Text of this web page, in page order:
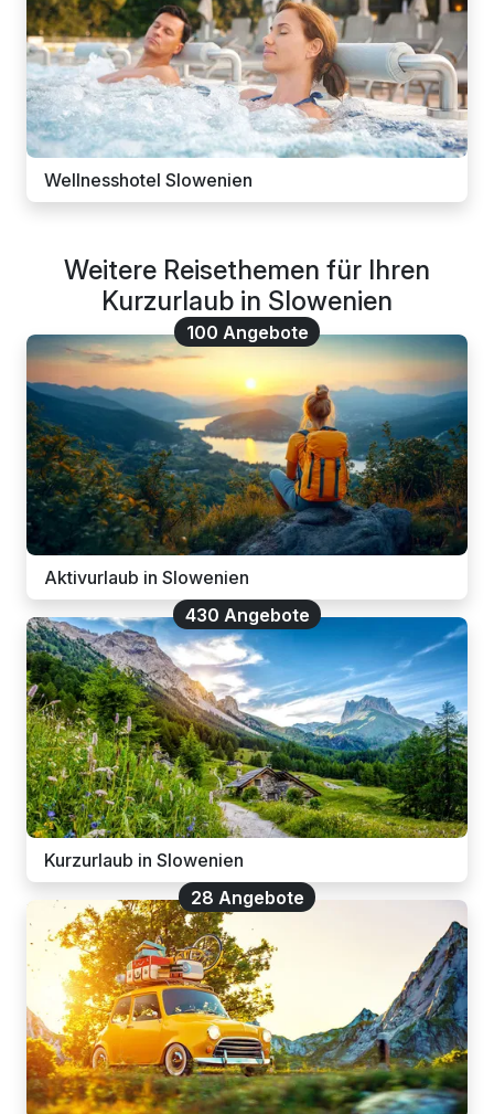
Wellnesshotel Slowenien
Weitere Reisethemen für Ihren
Kurzurlaub in Slowenien
100 Angebote
Aktivurlaub in Slowenien
430 Angebote
Kurzurlaub in Slowenien
28 Angebote